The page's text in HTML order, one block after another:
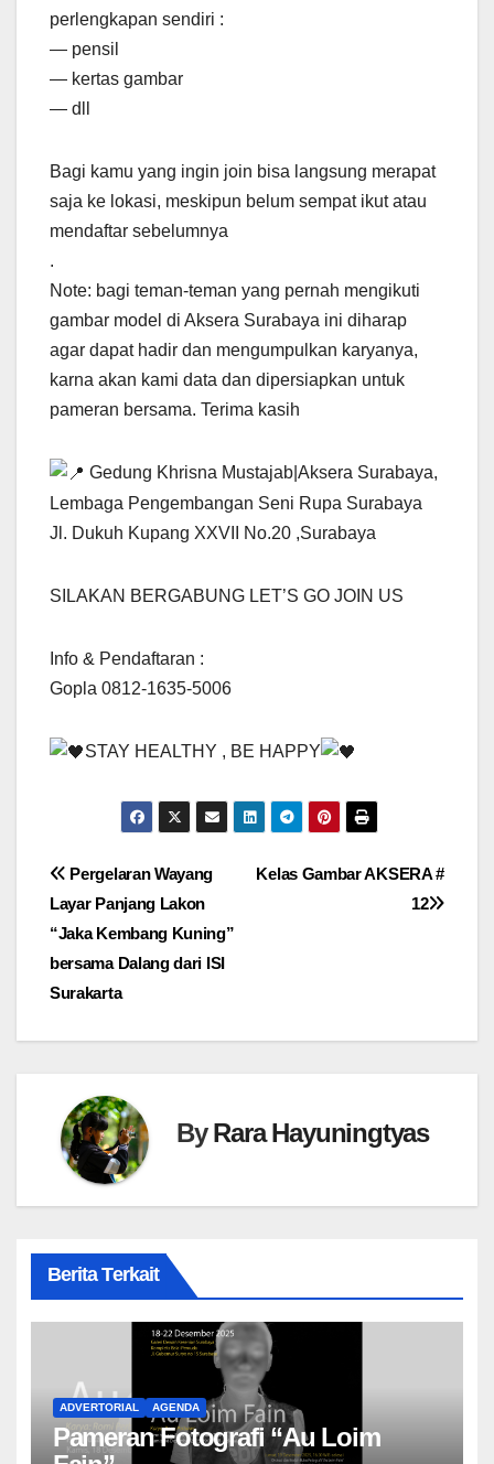
perlengkapan sendiri :
— pensil
— kertas gambar
— dll
Bagi kamu yang ingin join bisa langsung merapat
saja ke lokasi, meskipun belum sempat ikut atau
mendaftar sebelumnya
.
Note: bagi teman-teman yang pernah mengikuti
gambar model di Aksera Surabaya ini diharap
agar dapat hadir dan mengumpulkan karyanya,
karna akan kami data dan dipersiapkan untuk
pameran bersama. Terima kasih
Gedung Khrisna Mustajab|Aksera Surabaya,
Lembaga Pengembangan Seni Rupa Surabaya
Jl. Dukuh Kupang XXVII No.20 ,Surabaya
SILAKAN BERGABUNG LET’S GO JOIN US
Info & Pendaftaran :
Gopla 0812-1635-5006
STAY HEALTHY , BE HAPPY
Navigasi
pos
Kelas Gambar AKSERA #
12
Pergelaran Wayang
Layar Panjang Lakon
“Jaka Kembang Kuning”
bersama Dalang dari ISI
Surakarta
ByRara Hayuningtyas
Berita Terkait
ADVERTORIAL AGENDA
Pameran Fotografi “Au Loim